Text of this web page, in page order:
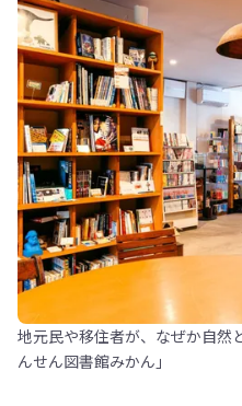
地元民や移住者が、なぜか自然
んせん図書館みかん」